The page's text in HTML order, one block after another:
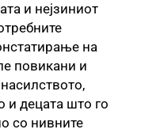
и нејзиниот
на
повикани и
и децата што го
со нивните